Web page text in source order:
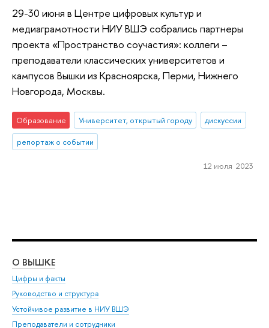
29-30 июня в Центре цифровых культур и
медиаграмотности НИУ ВШЭ собрались партнеры
проекта «Пространство соучастия»: коллеги –
преподаватели классических университетов и
кампусов Вышки из Красноярска, Перми, Нижнего
Новгорода, Москвы.
Образование Университет, открытый городу
дискуссии
репортаж о событии
12 июля 2023
О ВЫШКЕ
Цифры и факты
Руководство и структура
Устойчивое развитие в НИУ ВШЭ
Преподаватели и сотрудники